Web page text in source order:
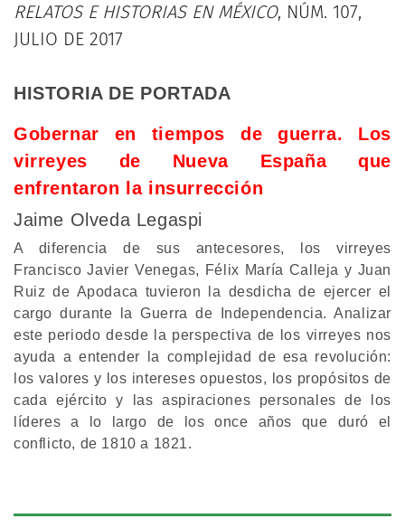
RELATOS E HISTORIAS EN MÉXICO, NÚM. 107,
JULIO DE 2017
HISTORIA DE PORTADA
Gobernar en tiempos de guerra. Los
virreyes de Nueva España que
enfrentaron la insurrección
Jaime Olveda Legaspi
A diferencia de sus antecesores, los virreyes
Francisco Javier Venegas, Félix María Calleja y Juan
Ruiz de Apodaca tuvieron la desdicha de ejercer el
cargo durante la Guerra de Independencia. Analizar
este periodo desde la perspectiva de los virreyes nos
ayuda a entender la complejidad de esa revolución:
los valores y los intereses opuestos, los propósitos de
cada ejército y las aspiraciones personales de los
líderes a lo largo de los once años que duró el
conflicto, de 1810 a 1821.